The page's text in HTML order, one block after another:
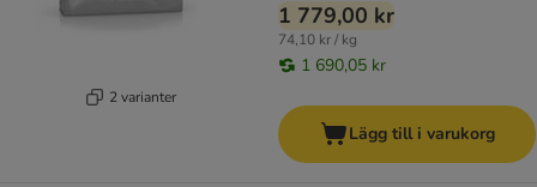
2 varianter
1 779,00 kr
74,10 kr / kg
1 690,05 kr
Lägg till i varukorg